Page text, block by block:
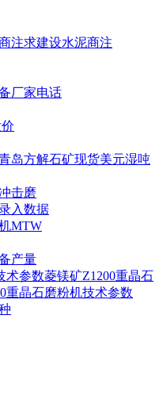
注求建设水泥商注
厂家电话
岛方解石矿现货美元湿吨
击磨
入数据
MTW
产量
术参数菱镁矿Z1200重晶石
重晶石磨粉机技术参数